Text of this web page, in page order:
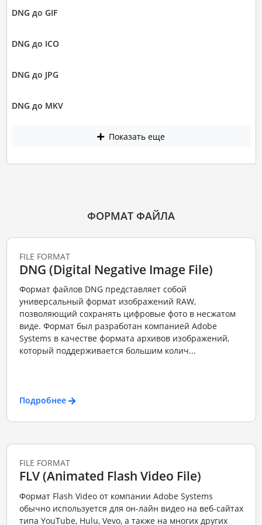
DNG до GIF
DNG до ICO
DNG до JPG
DNG до MKV
Показать еще
ФОРМАТ ФАЙЛА
FILE FORMAT
DNG (Digital Negative Image File)
Формат файлов DNG представляет собой
универсальный формат изображений RAW,
позволяющий сохранять цифровые фото в несжатом
виде. Формат был разработан компанией Adobe
Systems в качестве формата архивов изображений,
который поддерживается большим колич...
Подробнее
FILE FORMAT
FLV (Animated Flash Video File)
Формат Flash Video от компании Adobe Systems
обычно используется для он-лайн видео на веб-сайтах
типа YouTube, Hulu, Vevo, а также на многих других